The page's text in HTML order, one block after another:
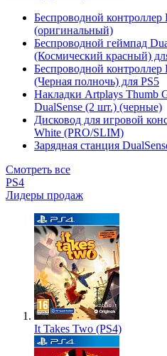
Беспроводной контроллер
(оригинальный)
Беспроводной геймпад
(Космический красный)
Беспроводной
(Черная полночь) для PS5
Накладки Artplays Thumb
DualSense (2 шт.) (черные)
Дисковод для игровой
White (PRO/SLIM)
Зарядная станция
Смотреть все
PS4
Лидеры продаж
It Takes Two (PS4)